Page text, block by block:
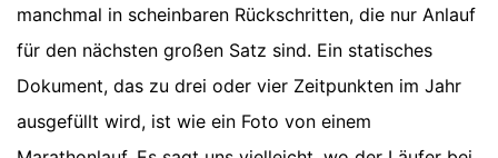
manchmal in scheinbaren Rückschritten, die nur Anlauf
für den nächsten großen Satz sind. Ein statisches
Dokument, das zu drei oder vier Zeitpunkten im Jahr
ausgefüllt wird, ist wie ein Foto von einem